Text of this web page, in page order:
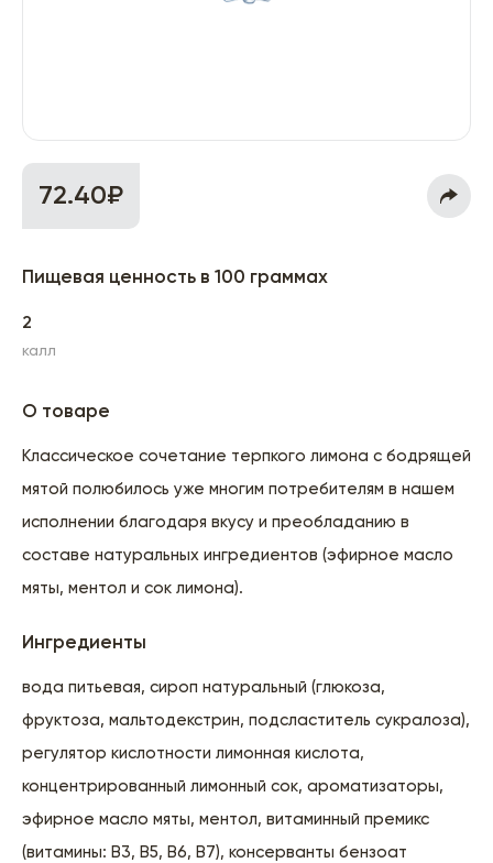
72.40₽
Пищевая ценность в 100 граммах
2
калл
О товаре
Классическое сочетание терпкого лимона с бодрящей
мятой полюбилось уже многим потребителям в нашем
исполнении благодаря вкусу и преобладанию в
составе натуральных ингредиентов (эфирное масло
мяты, ментол и сок лимона).
Ингредиенты
вода питьевая, сироп натуральный (глюкоза,
фруктоза, мальтодекстрин, подсластитель сукралоза),
регулятор кислотности лимонная кислота,
концентрированный лимонный сок, ароматизаторы,
эфирное масло мяты, ментол, витаминный премикс
(витамины: B3, B5, B6, B7), консерванты бензоат